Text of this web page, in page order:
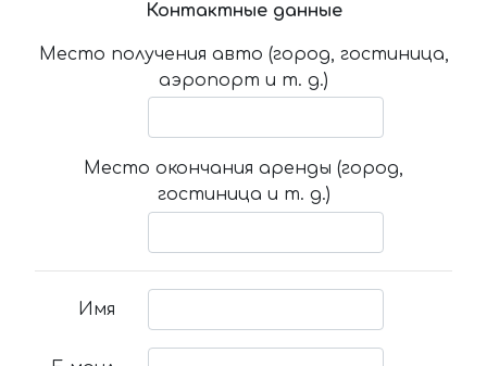
Контактные данные
Место получения авто (город, гостиница,
аэропорт и т. д.)
Место окончания аренды (город,
гостиница и т. д.)
Имя